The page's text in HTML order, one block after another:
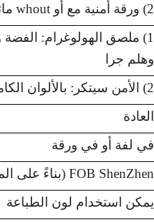
2) ورقة أمنية مع أو whout مائية
1) ملصق الهولوغرام: الفضة
وهلم جرا
2) الأمن سيتكر: بالألوان الكاملة
العادة
في لفة أو في ورقة
FOB ShenZhen (بناءً على المادة والحجم واللون والكمية)
يمكن استخدام لون الطباعة